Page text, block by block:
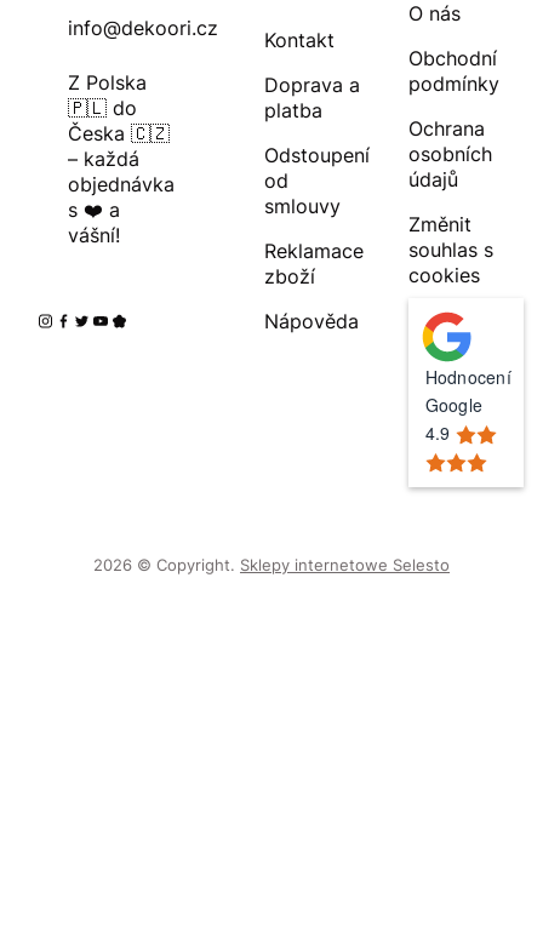
info@dekoori.cz
Z Polska
🇵🇱 do
Česka 🇨🇿
– každá
objednávka
s ❤️ a
vášní!
Kontakt
Doprava a
platba
Odstoupení
od
smlouvy
Reklamace
zboží
Nápověda
O nás
Obchodní
podmínky
Ochrana
osobních
údajů
Změnit
souhlas s
cookies
Hodnocení
Google
4.9
2026 © Copyright. Sklepy internetowe Selesto